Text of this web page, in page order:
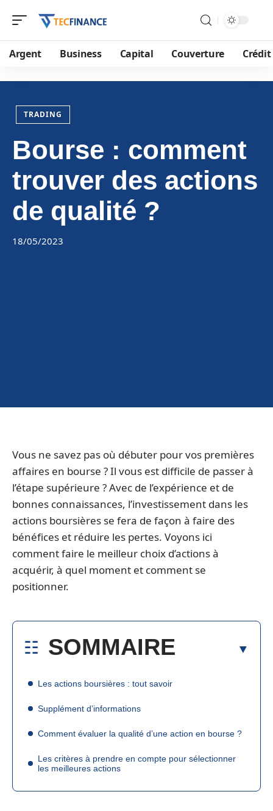
Argent Business Capital Couverture Crédit
TRADING
Bourse : comment
trouver des actions
de qualité ?
18/05/2023
Vous ne savez pas où débuter pour vos premières
affaires en bourse ? Il vous est difficile de passer à
l’étape supérieure ? Avec de l’expérience et de
bonnes connaissances, l’investissement dans les
actions boursières se fera de façon à faire des
bénéfices et réduire les pertes. Voyons ici
comment faire le meilleur choix d’actions à
acquérir, à quel moment et comment se
positionner.
SOMMAIRE
Les actions boursières : tout savoir
Supplément d’informations
Comment évaluer la qualité d’une action en bourse ?
Les critères à prendre en compte pour sélectionner
les meilleures actions